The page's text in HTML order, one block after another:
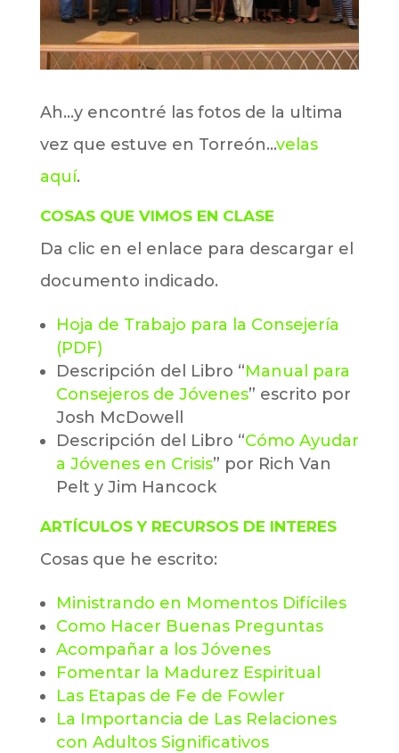
Ah…y encontré las fotos de la ultima
vez que estuve en Torreón…velas
aquí.
COSAS QUE VIMOS EN CLASE
Da clic en el enlace para descargar el
documento indicado.
Hoja de Trabajo para la Consejería
(PDF)
Descripción del Libro “Manual para
Consejeros de Jóvenes” escrito por
Josh McDowell
Descripción del Libro “Cómo Ayudar
a Jóvenes en Crisis” por Rich Van
Pelt y Jim Hancock
ARTÍCULOS Y RECURSOS DE INTERES
Cosas que he escrito:
Ministrando en Momentos Difíciles
Como Hacer Buenas Preguntas
Acompañar a los Jóvenes
Fomentar la Madurez Espiritual
Las Etapas de Fe de Fowler
La Importancia de Las Relaciones
con Adultos Significativos